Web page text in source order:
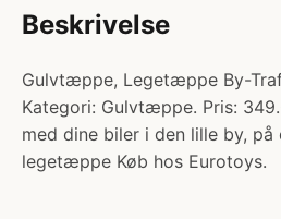
Beskrivelse
Gulvtæppe, Legetæppe By-
Kategori: Gulvtæppe. Pris:
med dine biler i den lille by,
legetæppe Køb hos Eurotoys.